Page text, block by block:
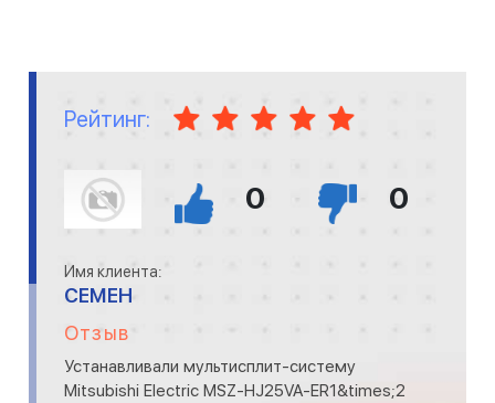
Рейтинг:
0 0
Имя клиента:
СЕМЕН
Отзыв
Устанавливали мультисплит-систему
Mitsubishi Electric MSZ-HJ25VA-ER1&times;2